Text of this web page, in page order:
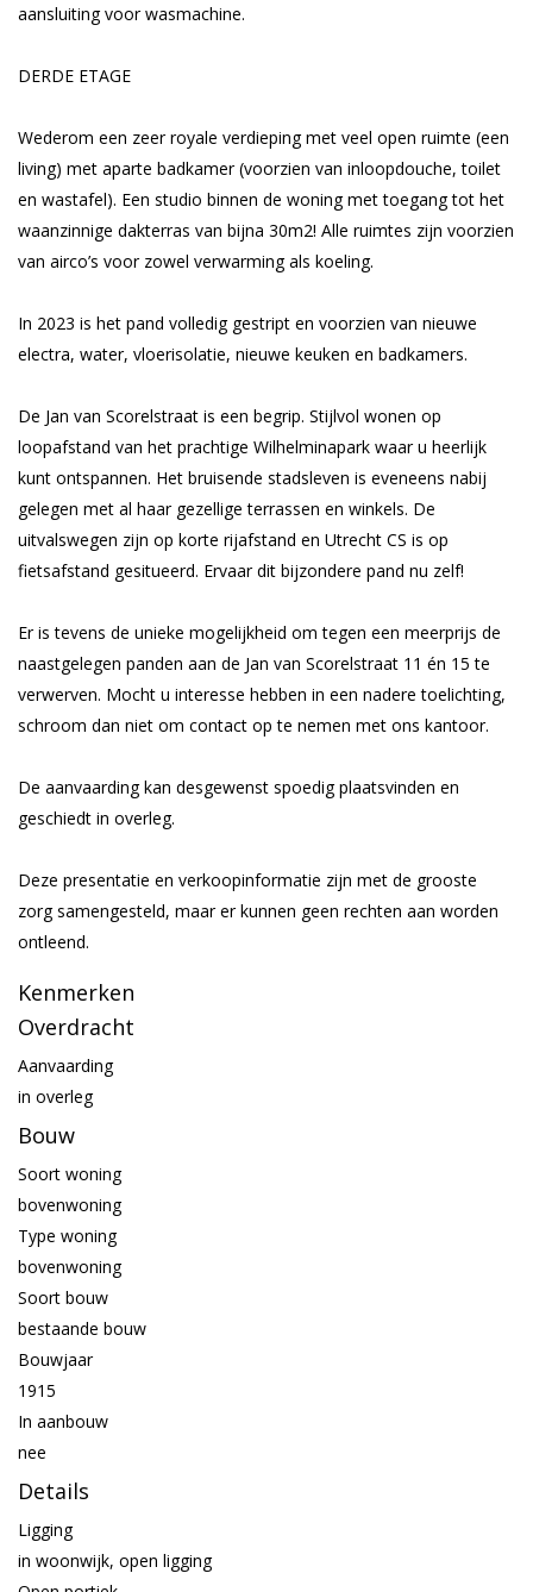
aansluiting voor wasmachine.
DERDE ETAGE
Wederom een zeer royale verdieping met veel open ruimte (een
living) met aparte badkamer (voorzien van inloopdouche, toilet
en wastafel). Een studio binnen de woning met toegang tot het
waanzinnige dakterras van bijna 30m2! Alle ruimtes zijn voorzien
van airco’s voor zowel verwarming als koeling.
In 2023 is het pand volledig gestript en voorzien van nieuwe
electra, water, vloerisolatie, nieuwe keuken en badkamers.
De Jan van Scorelstraat is een begrip. Stijlvol wonen op
loopafstand van het prachtige Wilhelminapark waar u heerlijk
kunt ontspannen. Het bruisende stadsleven is eveneens nabij
gelegen met al haar gezellige terrassen en winkels. De
uitvalswegen zijn op korte rijafstand en Utrecht CS is op
fietsafstand gesitueerd. Ervaar dit bijzondere pand nu zelf!
Er is tevens de unieke mogelijkheid om tegen een meerprijs de
naastgelegen panden aan de Jan van Scorelstraat 11 én 15 te
verwerven. Mocht u interesse hebben in een nadere toelichting,
schroom dan niet om contact op te nemen met ons kantoor.
De aanvaarding kan desgewenst spoedig plaatsvinden en
geschiedt in overleg.
Deze presentatie en verkoopinformatie zijn met de grooste
zorg samengesteld, maar er kunnen geen rechten aan worden
ontleend.
Kenmerken
Overdracht
Aanvaarding
in overleg
Bouw
Soort woning
bovenwoning
Type woning
bovenwoning
Soort bouw
bestaande bouw
Bouwjaar
1915
In aanbouw
nee
Details
Ligging
in woonwijk, open ligging